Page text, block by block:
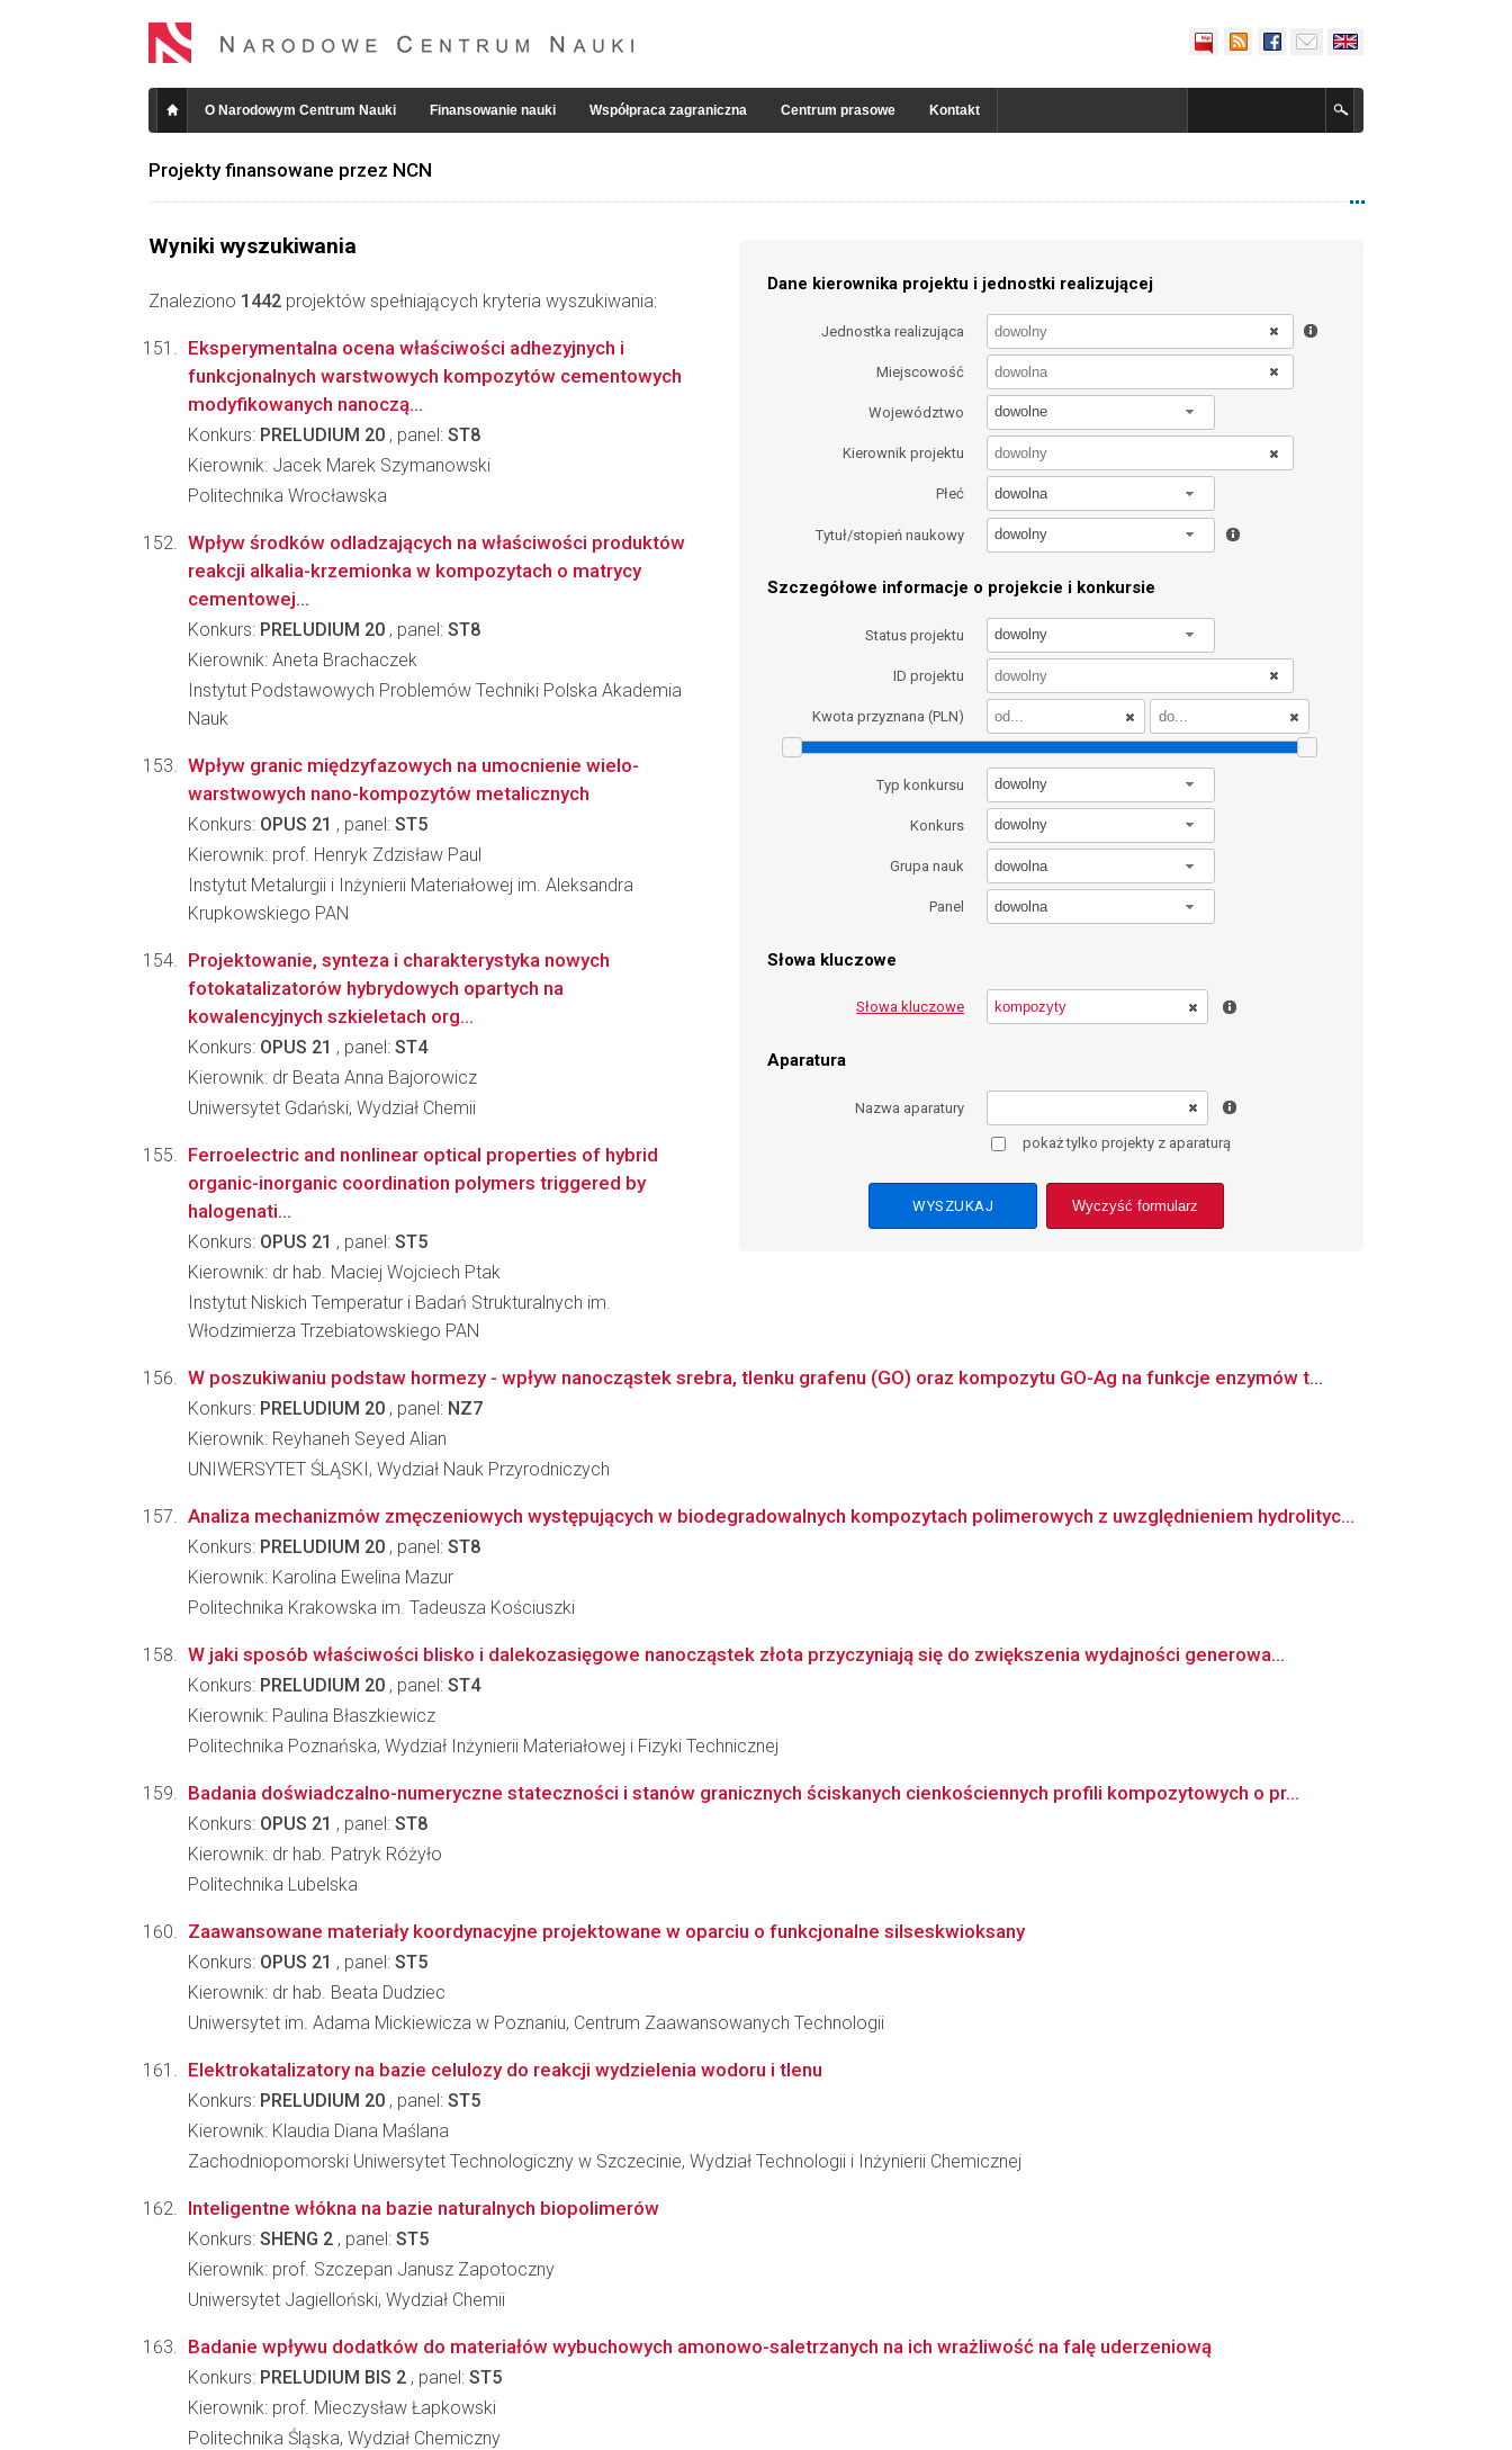
O Narodowym Centrum Nauki Finansowanie nauki Współpraca zagraniczna Centrum prasowe Kontakt
Projekty finansowane przez NCN
Wyniki wyszukiwania
Znaleziono 1442 projektów spełniających kryteria wyszukiwania:
Dane kierownika projektu i jednostki realizującej
Jednostka realizująca
Miejscowość
Województwo dowolne
Kierownik projektu
Płeć dowolna
Tytuł/stopień naukowy dowolny
Szczegółowe informacje o projekcie i konkursie
Status projektu dowolny
ID projektu
Kwota przyznana (PLN)
Typ konkursu dowolny
Konkurs dowolny
Grupa nauk dowolna
Panel dowolna
Słowa kluczowe
Słowa kluczowe
Aparatura
Nazwa aparatury
pokaż tylko projekty z aparaturą
Wyczyść formularz
Eksperymentalna ocena właściwości adhezyjnych i
funkcjonalnych warstwowych kompozytów cementowych
modyfikowanych nanoczą...
Konkurs: PRELUDIUM 20 , panel: ST8
Kierownik: Jacek Marek Szymanowski
Politechnika Wrocławska
Wpływ środków odladzających na właściwości produktów
reakcji alkalia-krzemionka w kompozytach o matrycy
cementowej...
Konkurs: PRELUDIUM 20 , panel: ST8
Kierownik: Aneta Brachaczek
Instytut Podstawowych Problemów Techniki Polska Akademia
Nauk
Wpływ granic międzyfazowych na umocnienie wielo-
warstwowych nano-kompozytów metalicznych
Konkurs: OPUS 21 , panel: ST5
Kierownik: prof. Henryk Zdzisław Paul
Instytut Metalurgii i Inżynierii Materiałowej im. Aleksandra
Krupkowskiego PAN
Projektowanie, synteza i charakterystyka nowych
fotokatalizatorów hybrydowych opartych na
kowalencyjnych szkieletach org...
Konkurs: OPUS 21 , panel: ST4
Kierownik: dr Beata Anna Bajorowicz
Uniwersytet Gdański, Wydział Chemii
Ferroelectric and nonlinear optical properties of hybrid
organic-inorganic coordination polymers triggered by
halogenati...
Konkurs: OPUS 21 , panel: ST5
Kierownik: dr hab. Maciej Wojciech Ptak
Instytut Niskich Temperatur i Badań Strukturalnych im.
Włodzimierza Trzebiatowskiego PAN
W poszukiwaniu podstaw hormezy - wpływ nanocząstek srebra, tlenku grafenu (GO) oraz kompozytu GO-Ag na funkcje enzymów t...
Konkurs: PRELUDIUM 20 , panel: NZ7
Kierownik: Reyhaneh Seyed Alian
UNIWERSYTET ŚLĄSKI, Wydział Nauk Przyrodniczych
Analiza mechanizmów zmęczeniowych występujących w biodegradowalnych kompozytach polimerowych z uwzględnieniem hydrolityc...
Konkurs: PRELUDIUM 20 , panel: ST8
Kierownik: Karolina Ewelina Mazur
Politechnika Krakowska im. Tadeusza Kościuszki
W jaki sposób właściwości blisko i dalekozasięgowe nanocząstek złota przyczyniają się do zwiększenia wydajności generowa...
Konkurs: PRELUDIUM 20 , panel: ST4
Kierownik: Paulina Błaszkiewicz
Politechnika Poznańska, Wydział Inżynierii Materiałowej i Fizyki Technicznej
Badania doświadczalno-numeryczne stateczności i stanów granicznych ściskanych cienkościennych profili kompozytowych o pr...
Konkurs: OPUS 21 , panel: ST8
Kierownik: dr hab. Patryk Różyło
Politechnika Lubelska
Zaawansowane materiały koordynacyjne projektowane w oparciu o funkcjonalne silseskwioksany
Konkurs: OPUS 21 , panel: ST5
Kierownik: dr hab. Beata Dudziec
Uniwersytet im. Adama Mickiewicza w Poznaniu, Centrum Zaawansowanych Technologii
Elektrokatalizatory na bazie celulozy do reakcji wydzielenia wodoru i tlenu
Konkurs: PRELUDIUM 20 , panel: ST5
Kierownik: Klaudia Diana Maślana
Zachodniopomorski Uniwersytet Technologiczny w Szczecinie, Wydział Technologii i Inżynierii Chemicznej
Inteligentne włókna na bazie naturalnych biopolimerów
Konkurs: SHENG 2 , panel: ST5
Kierownik: prof. Szczepan Janusz Zapotoczny
Uniwersytet Jagielloński, Wydział Chemii
Badanie wpływu dodatków do materiałów wybuchowych amonowo-saletrzanych na ich wrażliwość na falę uderzeniową
Konkurs: PRELUDIUM BIS 2 , panel: ST5
Kierownik: prof. Mieczysław Łapkowski
Politechnika Śląska, Wydział Chemiczny